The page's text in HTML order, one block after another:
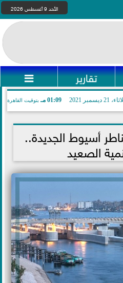
الأحد 9 أغسطس 2026
تقارير 
21 ديسمبر 2021 01:09 مـ بتوقيت القاهرة
أسيوط الجديدة..
الصعيد